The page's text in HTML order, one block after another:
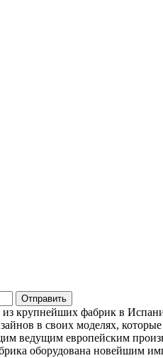
крупнейших фабрик в
в своих моделях,
ведущим европейским
оборудована новейшим